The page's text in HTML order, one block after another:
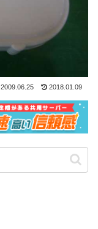
2009.06.25 2018.01.09